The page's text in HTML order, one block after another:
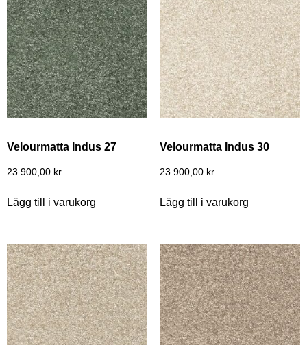
Velourmatta Indus 27
23 900,00 kr
Lägg till i varukorg
Velourmatta Indus 30
23 900,00 kr
Lägg till i varukorg